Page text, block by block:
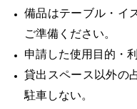
備品はテーブル・イ
ご準備ください。
申請した使用目的・
貸出スペース以外の
駐車しない。